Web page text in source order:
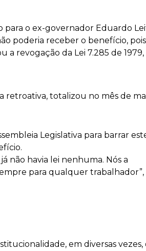
para o ex-governador Eduardo
poderia receber o benefício,
a revogação da Lei 7.285 de
retroativa, totalizou no mês de
Legislativa para barrar
não havia lei nenhuma. Nós a
para qualquer trabalhador”,
em diversas vezes,